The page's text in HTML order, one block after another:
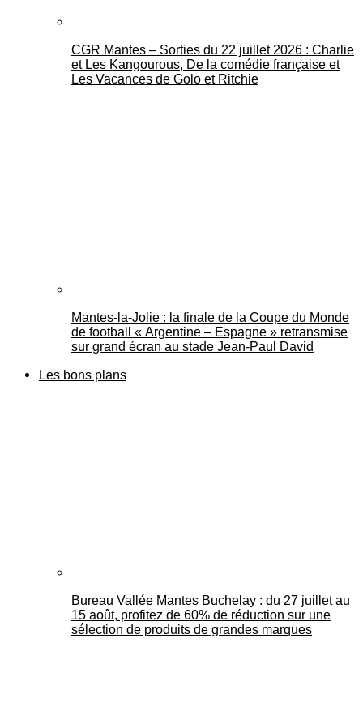
CGR Mantes – Sorties du 22 juillet 2026 : Charlie
et Les Kangourous, De la comédie française et
Les Vacances de Golo et Ritchie
Mantes-la-Jolie : la finale de la Coupe du Monde
de football « Argentine – Espagne » retransmise
sur grand écran au stade Jean-Paul David
Les bons plans
Bureau Vallée Mantes Buchelay : du 27 juillet au
15 août, profitez de 60% de réduction sur une
sélection de produits de grandes marques